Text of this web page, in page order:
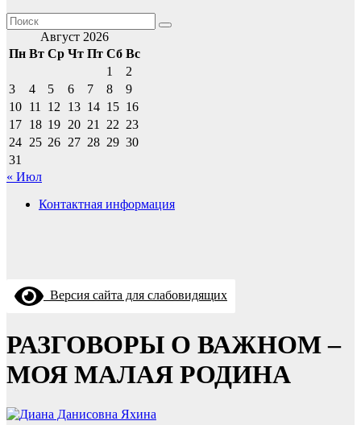
Август 2026
Пн Вт Ср Чт Пт Сб Вс
1
2
3
4 5 6 7 8
9
10 11 12 13 14 15 16
17 18 19 20 21 22 23
24 25 26 27 28 29 30
31
« Июл
Контактная информация
Версия сайта для слабовидящих
РАЗГОВОРЫ О ВАЖНОМ –
МОЯ МАЛАЯ РОДИНА